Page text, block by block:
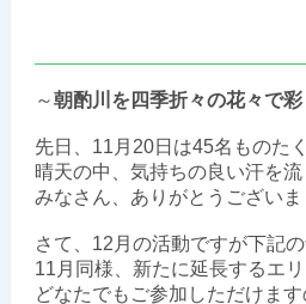
～朝酌川を四季折々の花々で彩
先日、11月20日は45名ものた
晴天の中、気持ちの良い汗を
みなさん、ありがとうござい
さて、12月の活動ですが下記
11月同様、新たに延長するエ
どなたでもご参加しただけま